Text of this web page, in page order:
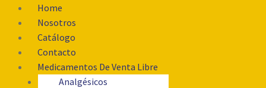
Menú
Home
Nosotros
Catálogo
Contacto
Medicamentos De Venta Libre
Analgésicos